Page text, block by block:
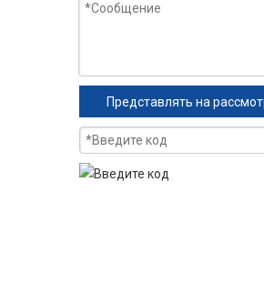
Представлять на